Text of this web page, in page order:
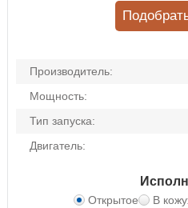
Производитель:
Мощность:
Тип запуска:
Двигатель:
Открытое В